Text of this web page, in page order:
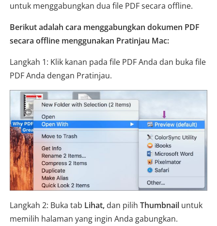
untuk menggabungkan dua file PDF secara offline.
Berikut adalah cara menggabungkan dokumen PDF
secara offline menggunakan Pratinjau Mac:
Langkah 1: Klik kanan pada file PDF Anda dan buka file
PDF Anda dengan Pratinjau.
Langkah 2: Buka tab Lihat, dan pilih Thumbnail untuk
memilih halaman yang ingin Anda gabungkan.